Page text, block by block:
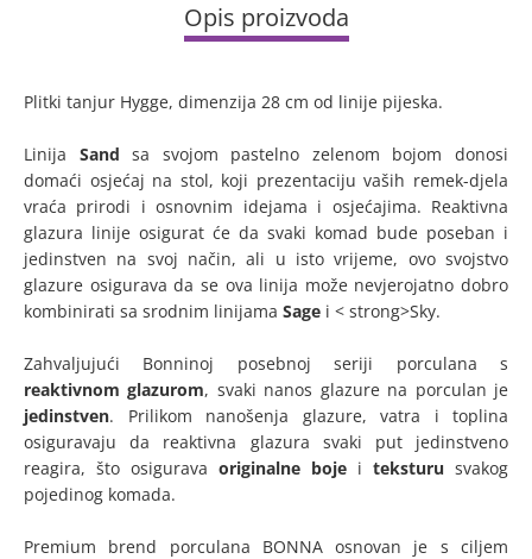
Opis proizvoda
Plitki tanjur Hygge, dimenzija 28 cm od linije pijeska.
Linija Sand sa svojom pastelno zelenom bojom donosi
domaći osjećaj na stol, koji prezentaciju vaših remek-djela
vraća prirodi i osnovnim idejama i osjećajima. Reaktivna
glazura linije osigurat će da svaki komad bude poseban i
jedinstven na svoj način, ali u isto vrijeme, ovo svojstvo
glazure osigurava da se ova linija može nevjerojatno dobro
kombinirati sa srodnim linijama Sage i < strong>Sky.
Zahvaljujući Bonninoj posebnoj seriji porculana s
reaktivnom glazurom, svaki nanos glazure na porculan je
jedinstven. Prilikom nanošenja glazure, vatra i toplina
osiguravaju da reaktivna glazura svaki put jedinstveno
reagira, što osigurava originalne boje i teksturu svakog
pojedinog komada.
Premium brend porculana BONNA osnovan je s ciljem